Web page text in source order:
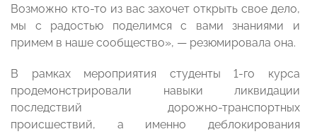
Возможно кто-то из вас захочет открыть свое дело,
мы с радостью поделимся с вами знаниями и
примем в наше сообщество», — резюмировала она.
В рамках мероприятия студенты 1-го курса
продемонстрировали навыки ликвидации
последствий дорожно-транспортных
происшествий, а именно деблокирования